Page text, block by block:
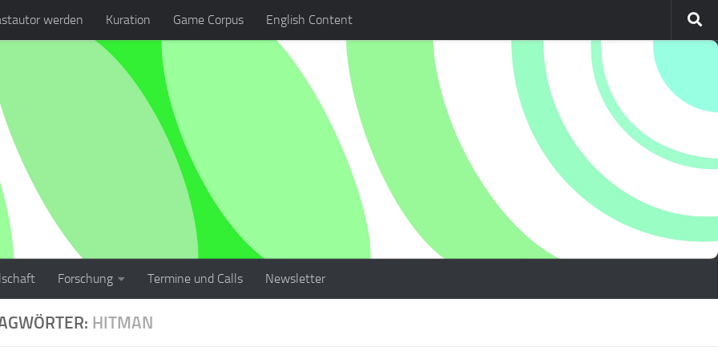
werden Kuration Game Corpus English Content
Forschung Termine und Calls Newsletter
HITMAN